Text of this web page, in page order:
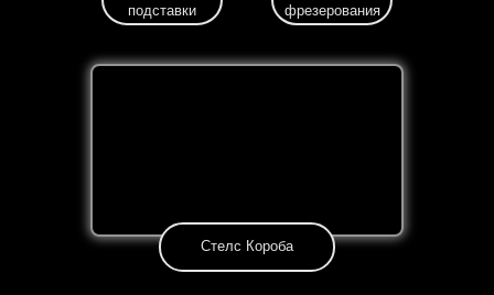
фрезерования
подставки
Стелс Короба